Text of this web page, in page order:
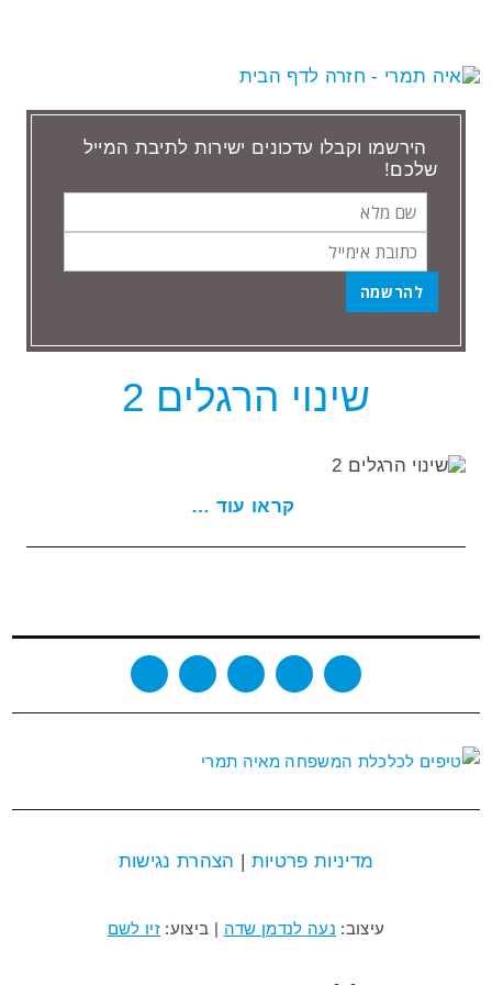
הירשמו וקבלו עדכונים ישירות לתיבת המייל
שלכם!
מלא
שינוי הרגלים 2
קראו עוד …
מדיניות פרטיות | הצהרת נגישות
עיצוב: נעה לנדמן שדה | ביצוע: זיו לשם